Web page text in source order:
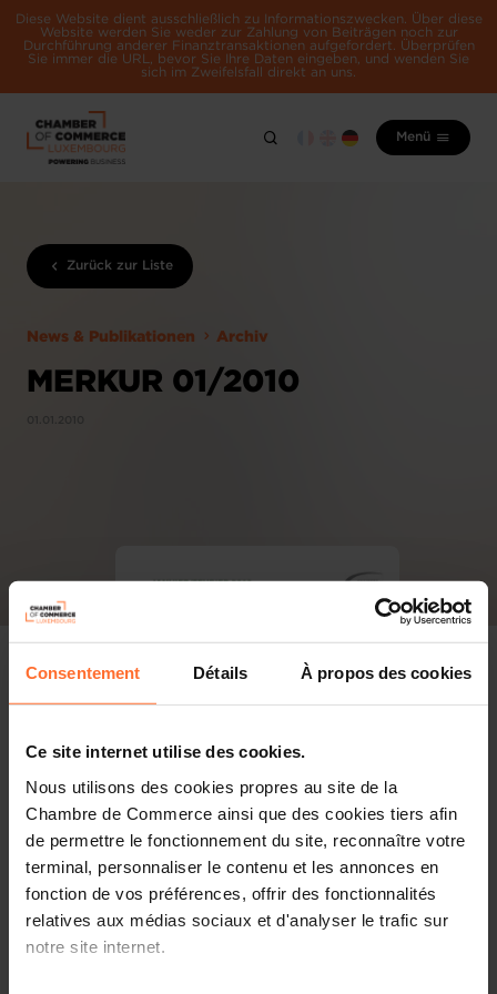
Consentement Détails À propos des cookies
Ce site internet utilise des cookies.
Nous utilisons des cookies propres au site de la
Chambre de Commerce ainsi que des cookies tiers afin
de permettre le fonctionnement du site, reconnaître votre
terminal, personnaliser le contenu et les annonces en
fonction de vos préférences, offrir des fonctionnalités
relatives aux médias sociaux et d'analyser le trafic sur
notre site internet.
Diese Website dient ausschließlich zu Informationszwecken. Über diese
Website werden Sie weder zur Zahlung von Beiträgen noch zur
Durchführung anderer Finanztransaktionen aufgefordert. Überprüfen
Sie immer die URL, bevor Sie Ihre Daten eingeben, und wenden Sie
sich im Zweifelsfall direkt an uns.
Menü
Zurück zur Liste
News & Publikationen Archiv
MERKUR 01/2010